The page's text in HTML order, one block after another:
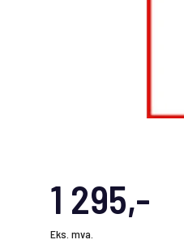
1 295,-
Eks. mva.